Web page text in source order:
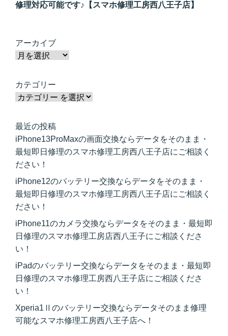
修理対応可能です♪【スマホ修理工房西八王子店】
アーカイブ
カテゴリー
最近の投稿
iPhone13ProMaxの画面交換ならデータをそのまま・
最短即日修理のスマホ修理工房西八王子店にご相談く
ださい！
iPhone12のバッテリー交換ならデータをそのまま・
最短即日修理のスマホ修理工房西八王子店にご相談く
ださい！
iPhone11のカメラ交換ならデータをそのまま・最短即
日修理のスマホ修理工房店西八王子にご相談くださ
い！
iPadのバッテリー交換ならデータをそのまま・最短即
日修理のスマホ修理工房西八王子店にご相談くださ
い！
Xperia1Ⅱのバッテリー交換ならデータそのまま修理
可能なスマホ修理工房西八王子店へ！